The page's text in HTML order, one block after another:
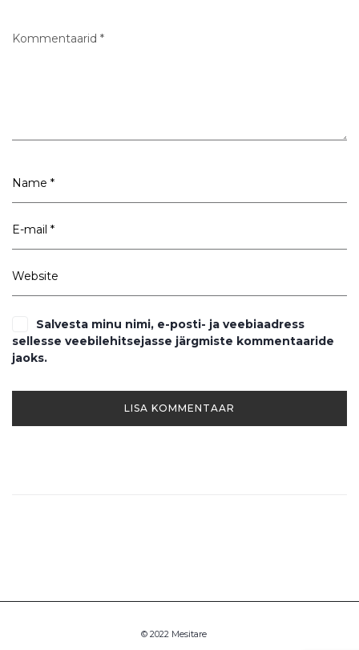
Salvesta minu nimi, e-posti- ja veebiaadress
sellesse veebilehitsejasse järgmiste kommentaaride
jaoks.
© 2022 Mesitare